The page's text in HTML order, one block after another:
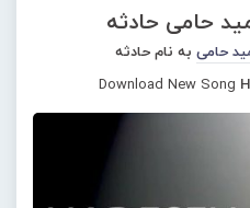
حامی حادثه
حامی به نام حادثه
Download New Song